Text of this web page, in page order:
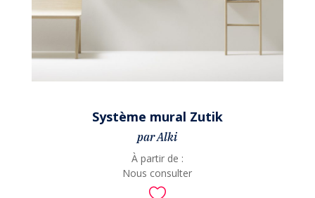
Système mural Zutik
par Alki
À partir de :
Nous consulter
